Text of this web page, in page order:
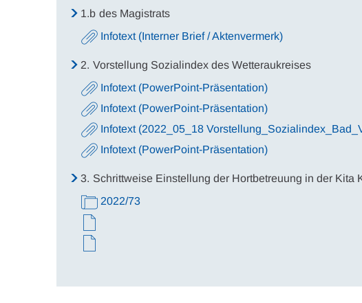
1.b des Magistrats
Infotext (Interner Brief / Aktenvermerk)
2. Vorstellung Sozialindex des Wetteraukreises
Infotext (PowerPoint-Präsentation)
Infotext (PowerPoint-Präsentation)
Infotext (2022_05_18
Infotext (PowerPoint-Präsentation)
3. Schrittweise Einstellung der Hortbetreuung in der Kita
2022/73